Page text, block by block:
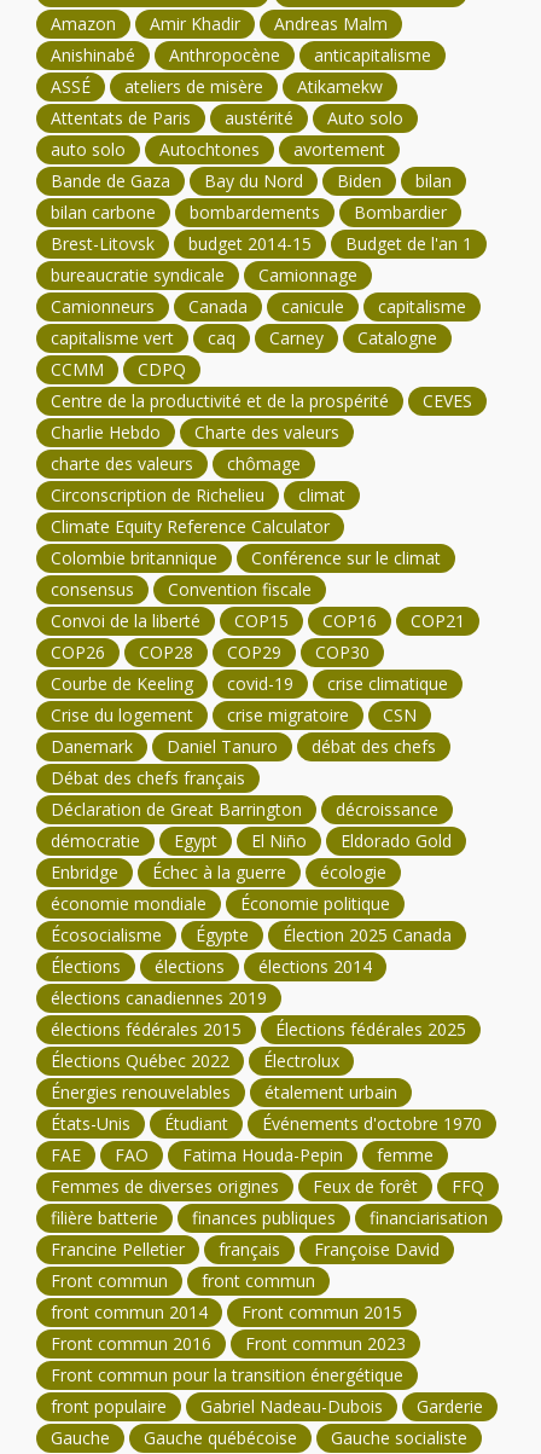
Amazon
Amir Khadir
Andreas Malm
Anishinabé
Anthropocène
anticapitalisme
ASSÉ
ateliers de misère
Atikamekw
Attentats de Paris
austérité
Auto solo
auto solo
Autochtones
avortement
Bande de Gaza
Bay du Nord Biden
bilan
bilan carbone
bombardements
Bombardier
Brest-Litovsk
budget 2014-15
Budget de l'an 1
bureaucratie syndicale
Camionnage
Camionneurs
Canada canicule
capitalisme
capitalisme vert
caq Carney
Catalogne
CCMM
CDPQ
Centre de la productivité et de la prospérité
CEVES
Charlie Hebdo
Charte des valeurs
charte des valeurs
chômage
Circonscription de Richelieu
climat
Climate Equity Reference Calculator
Colombie britannique
Conférence sur le climat
consensus
Convention fiscale
Convoi de la liberté
COP15 COP16
COP21
COP26
COP28 COP29
COP30
Courbe de Keeling
covid-19
crise climatique
Crise du logement
crise migratoire
CSN
Danemark
Daniel Tanuro
débat des chefs
Débat des chefs français
Déclaration de Great Barrington
décroissance
démocratie
Egypt El Niño
Eldorado Gold
Enbridge
Échec à la guerre
écologie
économie mondiale
Économie politique
Écosocialisme
Égypte
Élection 2025 Canada
Élections
élections
élections 2014
élections canadiennes 2019
élections fédérales 2015
Élections fédérales 2025
Élections Québec 2022
Électrolux
Énergies renouvelables
étalement urbain
États-Unis
Étudiant
Événements d'octobre 1970
FAE
FAO Fatima Houda-Pepin
femme
Femmes de diverses origines
Feux de forêt
FFQ
filière batterie
finances publiques
financiarisation
Francine Pelletier
français
Françoise David
Front commun
front commun
front commun 2014
Front commun 2015
Front commun 2016
Front commun 2023
Front commun pour la transition énergétique
front populaire
Gabriel Nadeau-Dubois
Garderie
Gauche
Gauche québécoise
Gauche socialiste